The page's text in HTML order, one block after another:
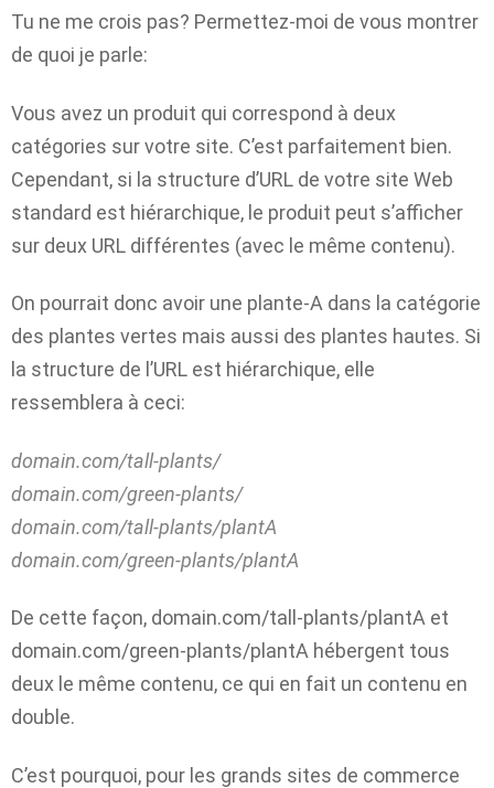
Tu ne me crois pas? Permettez-moi de vous montrer
de quoi je parle:
Vous avez un produit qui correspond à deux
catégories sur votre site. C’est parfaitement bien.
Cependant, si la structure d’URL de votre site Web
standard est hiérarchique, le produit peut s’afficher
sur deux URL différentes (avec le même contenu).
On pourrait donc avoir une plante-A dans la catégorie
des plantes vertes mais aussi des plantes hautes. Si
la structure de l’URL est hiérarchique, elle
ressemblera à ceci:
domain.com/tall-plants/
domain.com/green-plants/
domain.com/tall-plants/plantA
domain.com/green-plants/plantA
De cette façon, domain.com/tall-plants/plantA et
domain.com/green-plants/plantA hébergent tous
deux le même contenu, ce qui en fait un contenu en
double.
C’est pourquoi, pour les grands sites de commerce